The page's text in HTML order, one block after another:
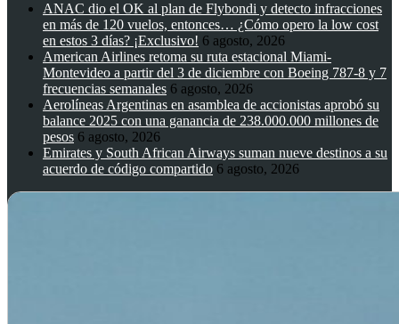
ANAC dio el OK al plan de Flybondi y detecto infracciones
en más de 120 vuelos, entonces… ¿Cómo opero la low cost
en estos 3 días? ¡Exclusivo! 6 agosto, 2026
American Airlines retoma su ruta estacional Miami-
Montevideo a partir del 3 de diciembre con Boeing 787-8 y 7
frecuencias semanales 6 agosto, 2026
Aerolíneas Argentinas en asamblea de accionistas aprobó su
balance 2025 con una ganancia de 238.000.000 millones de
pesos 6 agosto, 2026
Emirates y South African Airways suman nueve destinos a su
acuerdo de código compartido 6 agosto, 2026